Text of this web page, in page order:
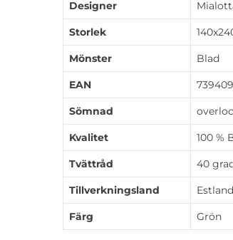
Designer
Storlek
Mönster Blad
EAN
Sömnad
Kvalitet 100 %
Tvättråd 40
Tillverkningsland Estland
Färg Grön